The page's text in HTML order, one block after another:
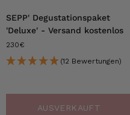
SEPP' Degustationspaket
'Deluxe' - Versand kostenlos
230€
(12 Bewertungen)
AUSVERKAUFT